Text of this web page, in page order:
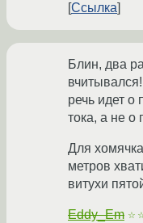
Ссылка
Блин, два
речь идет о
тока, а не о
Для
метров
витухи
Eddy_Em